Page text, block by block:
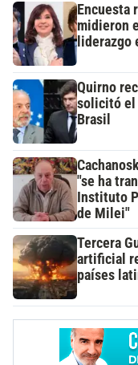
Encuesta
midieron
liderazgo
Quirno
solicitó el
Brasil
"se ha
Instituto
de Milei"
Tercera
artificial
países